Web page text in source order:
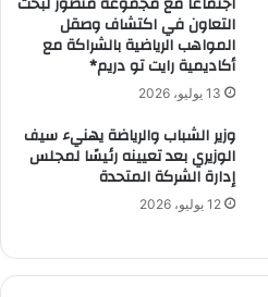
التعاون في اكتشاف وصقل
المواهب الرياضية بالشراكة مع
أكاديمية رايت تو دريم*
13 يوليو، 2026
وزير الشباب والرياضة يهنيء سيف
الوزيري بعد تعيينه رئيسًا لمجلس
إدارة الشركة المتحدة
12 يوليو، 2026